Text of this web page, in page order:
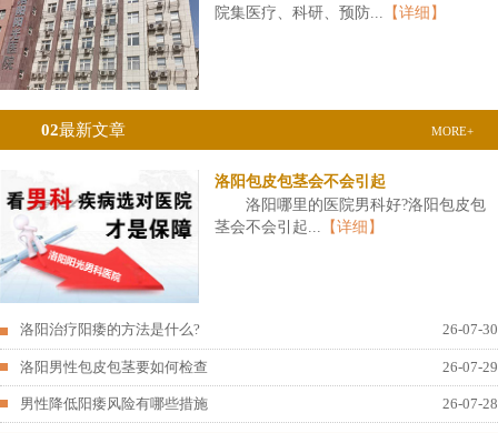
院集医疗、科研、预防...
【详细】
02最新文章 MORE+
洛阳包皮包茎会不会引起
洛阳哪里的医院男科好?洛阳包皮包
茎会不会引起...
【详细】
洛阳治疗阳痿的方法是什么? 26-07-30
洛阳男性包皮包茎要如何检查 26-07-29
男性降低阳痿风险有哪些措施 26-07-28